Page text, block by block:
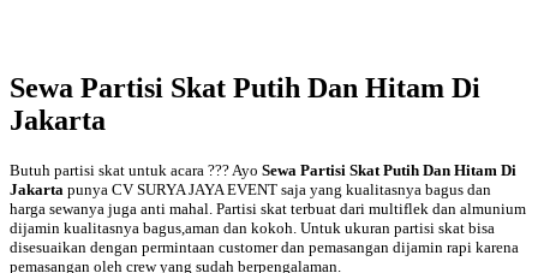
Sewa Partisi Skat Putih Dan Hitam Di
Jakarta
Butuh partisi skat untuk acara ??? Ayo Sewa Partisi Skat Putih Dan Hitam Di
Jakarta punya CV SURYA JAYA EVENT saja yang kualitasnya bagus dan
harga sewanya juga anti mahal. Partisi skat terbuat dari multiflek dan almunium
dijamin kualitasnya bagus,aman dan kokoh. Untuk ukuran partisi skat bisa
disesuaikan dengan permintaan customer dan pemasangan dijamin rapi karena
pemasangan oleh crew yang sudah berpengalaman.